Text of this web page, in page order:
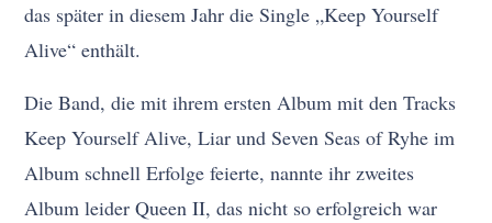
das später in diesem Jahr die Single „Keep Yourself
Alive“ enthält.
Die Band, die mit ihrem ersten Album mit den Tracks
Keep Yourself Alive, Liar und Seven Seas of Ryhe im
Album schnell Erfolge feierte, nannte ihr zweites
Album leider Queen II, das nicht so erfolgreich war